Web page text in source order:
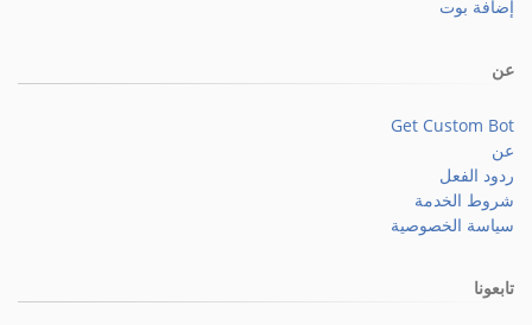
إضافة بوت
عن
Get Custom Bot
عن
ردود الفعل
شروط الخدمة
سياسة الخصوصية
تابعونا